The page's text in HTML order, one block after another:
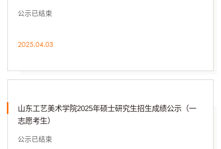
公示已结束
2025.04.03
山东工艺美术学院2025年硕士研究生招生成绩公示（一
志愿考生）
公示已结束